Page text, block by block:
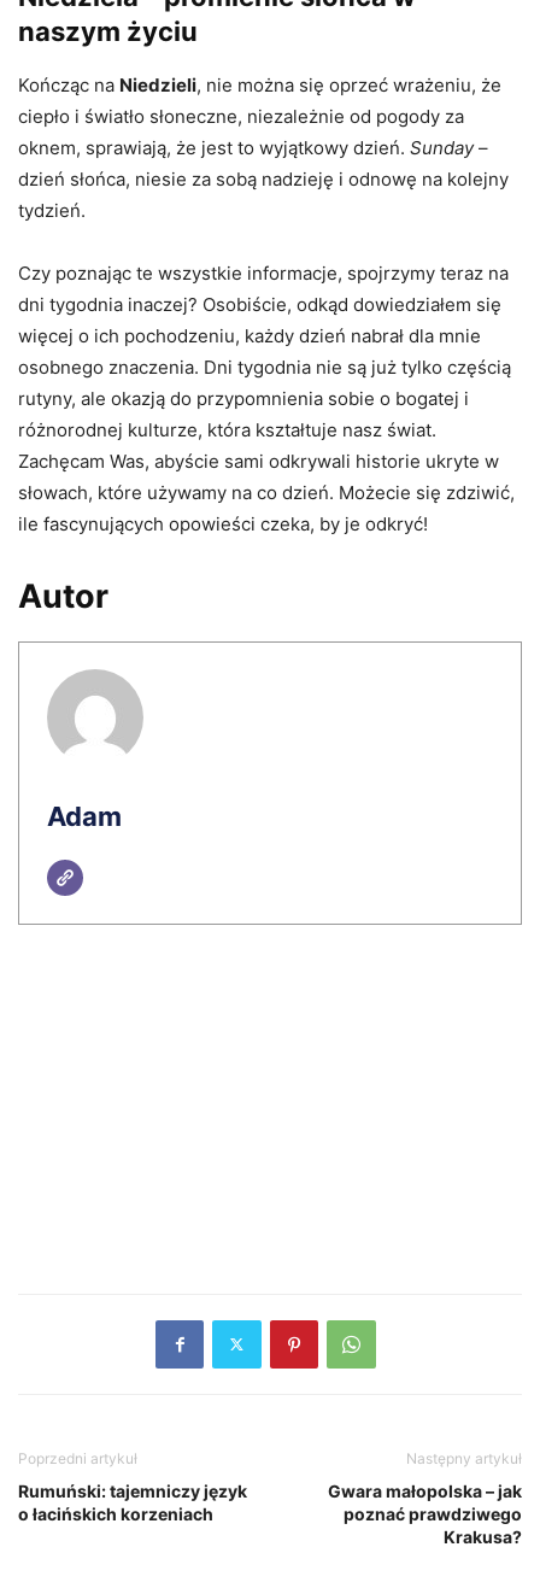
naszym życiu
Kończąc na Niedzieli, nie można się oprzeć wrażeniu, że
ciepło i światło słoneczne, niezależnie od pogody za
oknem, sprawiają, że jest to wyjątkowy dzień. Sunday–
dzień słońca, niesie za sobą nadzieję i odnowę na kolejny
tydzień.
Czy poznając te wszystkie informacje, spojrzymy teraz na
dni tygodnia inaczej? Osobiście, odkąd dowiedziałem się
więcej o ich pochodzeniu, każdy dzień nabrał dla mnie
osobnego znaczenia. Dni tygodnia nie są już tylko częścią
rutyny, ale okazją do przypomnienia sobie o bogatej i
różnorodnej kulturze, która kształtuje nasz świat.
Zachęcam Was, abyście sami odkrywali historie ukryte w
słowach, które używamy na co dzień. Możecie się zdziwić,
ile fascynujących opowieści czeka, by je odkryć!
Autor
Adam
Poprzedni artykuł
Rumuński: tajemniczy język
o łacińskich korzeniach
Następny artykuł
Gwara małopolska – jak
poznać prawdziwego
Krakusa?